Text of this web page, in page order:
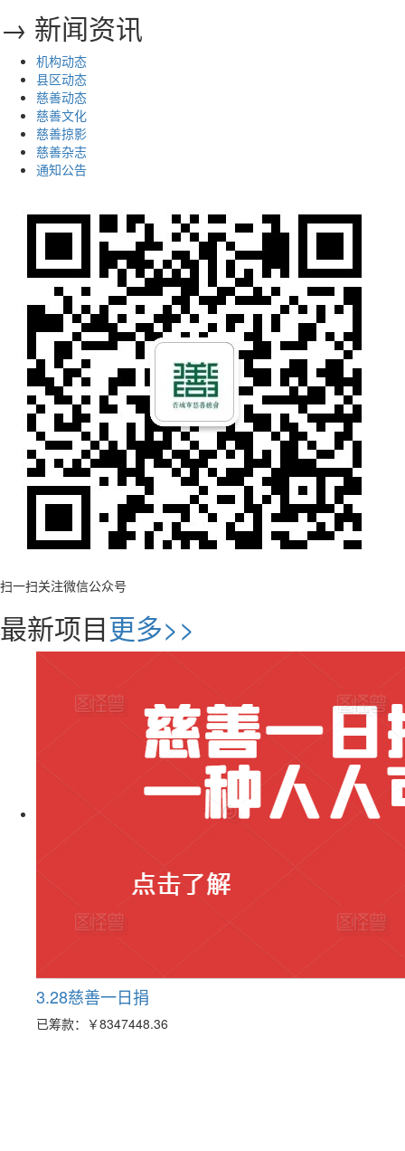
→ 新闻资讯
机构动态
县区动态
慈善动态
慈善文化
慈善掠影
慈善杂志
通知公告
扫一扫关注微信公众号
最新项目更多>>
3.28慈善一日捐
已筹款： ￥8347448.36